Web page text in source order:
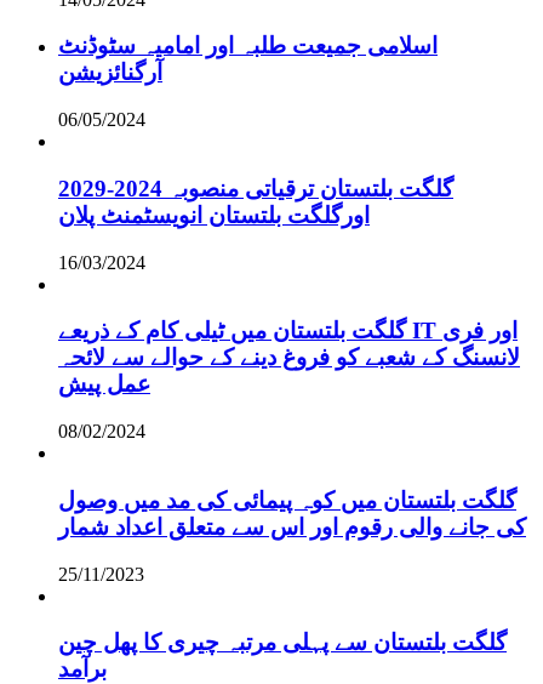
اسلامی جمیعت طلبہ اور امامیہ سٹوڈنٹ
آرگنائزیشن
06/05/2024
گلگت بلتستان ترقیاتی منصوبہ 2024-2029
اورگلگت بلتستان انویسٹمنٹ پلان
16/03/2024
گلگت بلتستان میں ٹیلی کام کے ذریعے IT اور فری
لانسنگ کے شعبے کو فروغ دینے کے حوالے سے لائحہ
عمل پیش
08/02/2024
گلگت بلتستان میں کوہ پیمائی کی مد میں وصول
کی جانے والی رقوم اور اس سے متعلق اعداد شمار
25/11/2023
گلگت بلتستان سے پہلی مرتبہ چیری کا پھل چین
برآمد